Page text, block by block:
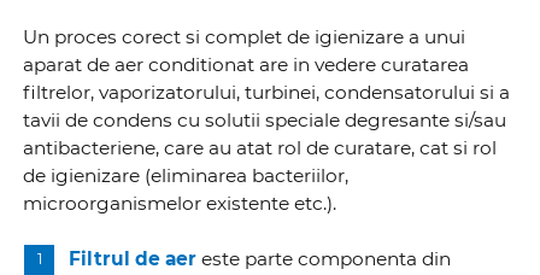
Un proces corect si complet de igienizare a unui
aparat de aer conditionat are in vedere curatarea
filtrelor, vaporizatorului, turbinei, condensatorului si a
tavii de condens cu solutii speciale degresante si/sau
antibacteriene, care au atat rol de curatare, cat si rol
de igienizare (eliminarea bacteriilor,
microorganismelor existente etc.).
Filtrul de aer este parte componenta din